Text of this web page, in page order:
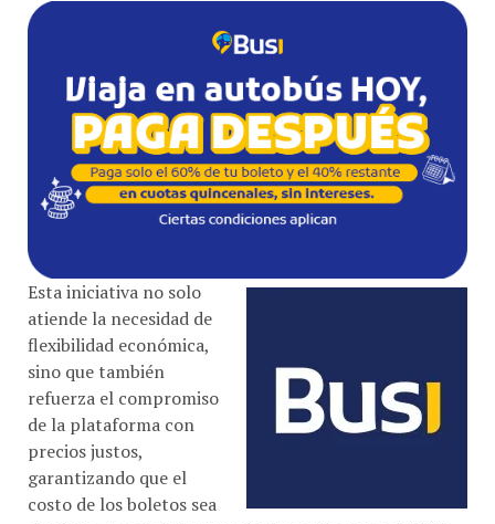
Esta iniciativa no solo
atiende la necesidad de
flexibilidad económica,
sino que también
refuerza el compromiso
de la plataforma con
precios justos,
garantizando que el
costo de los boletos sea
el mismo que el de los terminales y a la tasa del BCV.